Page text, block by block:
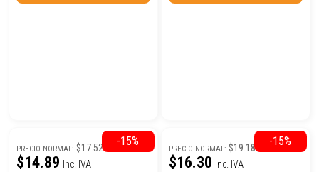
PRECIO NORMAL:$17.52
$14.89 Inc. IVA
-15%
PRECIO NORMAL:$19.18
$16.30 Inc. IVA
-15%